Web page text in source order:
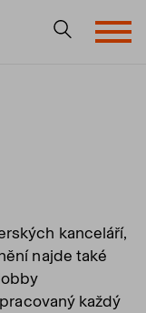
kanceláří,
najde také
každý